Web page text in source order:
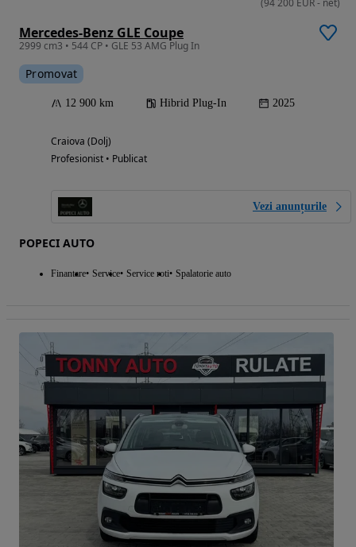
Mercedes-Benz GLE Coupe
2999 cm3 • 544 CP • GLE 53 AMG Plug In
Promovat
12 900 km Hibrid Plug-In 2025
Craiova (Dolj)
Profesionist • Publicat
Vezi anunțurile
POPECI AUTO
Finantare Service Service roti Spalatorie auto
(94 200 EUR- net)